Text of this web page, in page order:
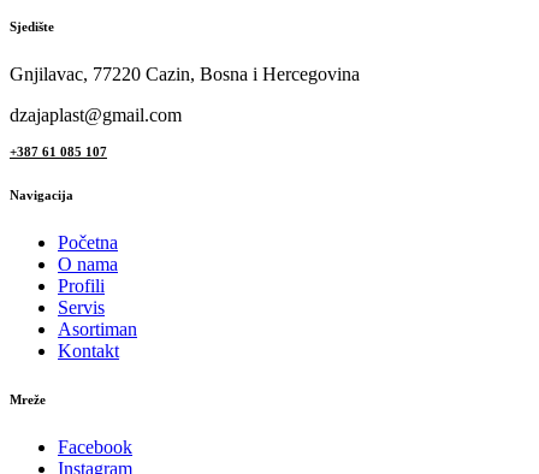
Sjedište
Gnjilavac, 77220 Cazin, Bosna i Hercegovina
dzajaplast@gmail.com
+387 61 085 107
Navigacija
Početna
O nama
Profili
Servis
Asortiman
Kontakt
Mreže
Facebook
Instagram